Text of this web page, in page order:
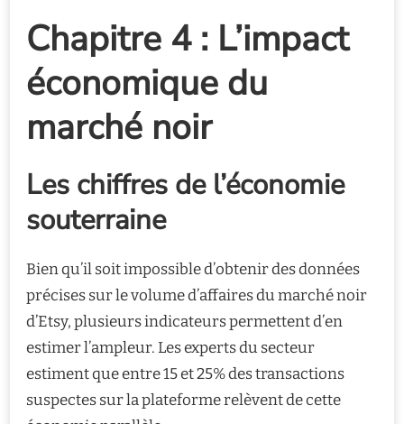
Chapitre 4 : L’impact
économique du
marché noir
Les chiffres de l’économie
souterraine
Bien qu’il soit impossible d’obtenir des données
précises sur le volume d’affaires du marché noir
d’Etsy, plusieurs indicateurs permettent d’en
estimer l’ampleur. Les experts du secteur
estiment que entre 15 et 25% des transactions
suspectes sur la plateforme relèvent de cette